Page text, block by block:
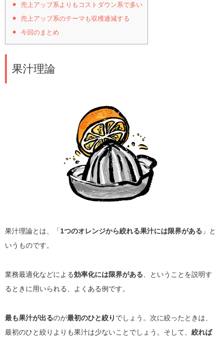
売上アップ系よりもコストダウン系で多い
売上アップ系のテーマも収穫逓減する
今回のまとめ
果汁理論
果汁理論とは、「1つのオレンジから絞れる果汁には限界がある 」と
いうものです。
業務最適化などによる効率化には限界がある、ということを説明す
るときに用いられる、よくある例です。
最も果汁が出るのが最初のひと絞り でしょう。次に絞ったときは、
最初のひと絞りよりも果汁は少ないことでしょう。そして、 絞れば